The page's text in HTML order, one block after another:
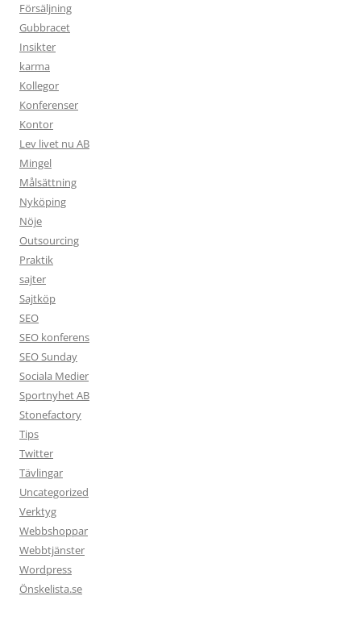
Försäljning
Gubbracet
Insikter
karma
Kollegor
Konferenser
Kontor
Lev livet nu AB
Mingel
Målsättning
Nyköping
Nöje
Outsourcing
Praktik
sajter
Sajtköp
SEO
SEO konferens
SEO Sunday
Sociala Medier
Sportnyhet AB
Stonefactory
Tips
Twitter
Tävlingar
Uncategorized
Verktyg
Webbshoppar
Webbtjänster
Wordpress
Önskelista.se